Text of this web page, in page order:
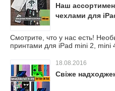
Наш
чехлами для
Смотрите, что у нас есть!
принтами для iPad mini 2, mini
18.08.2016
Свіже